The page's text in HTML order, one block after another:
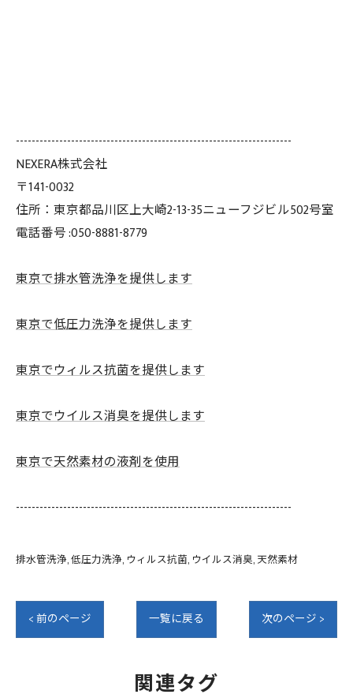
----------------------------------------------------------------------
NEXERA株式会社
〒141-0032
住所：東京都品川区上大崎2-13-35ニューフジビル502号室
電話番号 :050-8881-8779
東京で排水管洗浄を提供します
東京で低圧力洗浄を提供します
東京でウィルス抗菌を提供します
東京でウイルス消臭を提供します
東京で天然素材の液剤を使用
----------------------------------------------------------------------
排水管洗浄 低圧力洗浄 ウィルス抗菌 ウイルス消臭 天然素材
< 前のページ 一覧に戻る 次のページ >
関連タグ